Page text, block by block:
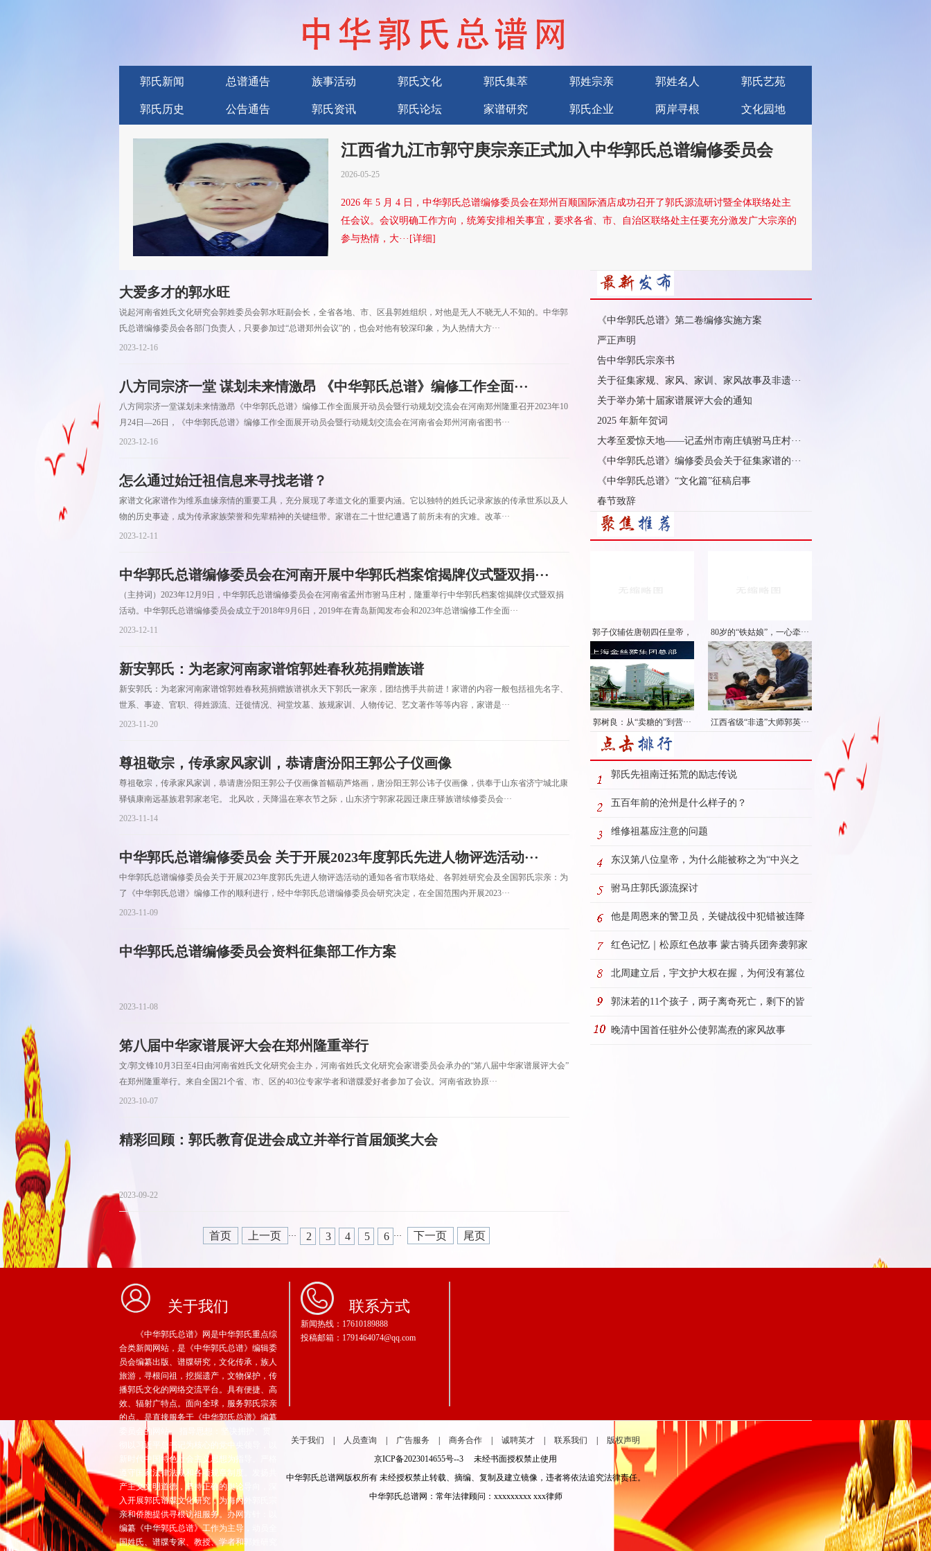
郭氏新闻 总谱通告 族事活动 郭氏文化 郭氏集萃 郭姓宗亲 郭姓名人 郭氏艺苑
郭氏历史 公告通告 郭氏资讯 郭氏论坛 家谱研究 郭氏企业 两岸寻根 文化园地
广告服务
江西省九江市郭守庚宗亲正式加入中华郭氏总谱编修委员会
2026-05-25
2026 年 5 月 4 日，中华郭氏总谱编修委员会在郑州百顺国际酒店成功召开了郭氏源流研讨暨全体联络处主
任会议。会议明确工作方向，统筹安排相关事宜，要求各省、市、自治区联络处主任要充分激发广大宗亲的
参与热情，大···[详细]
大爱多才的郭水旺
说起河南省姓氏文化研究会郭姓委员会郭水旺副会长，全省各地、市、区县郭姓组织，对他是无人不晓无人不知的。中华郭
氏总谱编修委员会各部门负责人，只要参加过“总谱郑州会议”的，也会对他有较深印象，为人热情大方···
2023-12-16
八方同宗济一堂 谋划未来情激昂 《中华郭氏总谱》编修工作全面···
八方同宗济一堂谋划未来情激昂《中华郭氏总谱》编修工作全面展开动员会暨行动规划交流会在河南郑州隆重召开2023年10
月24日—26日，《中华郭氏总谱》编修工作全面展开动员会暨行动规划交流会在河南省会郑州河南省图书···
2023-12-16
怎么通过始迁祖信息来寻找老谱？
家谱文化家谱作为维系血缘亲情的重要工具，充分展现了孝道文化的重要内涵。它以独特的姓氏记录家族的传承世系以及人
物的历史事迹，成为传承家族荣誉和先辈精神的关键纽带。家谱在二十世纪遭遇了前所未有的灾难。改革···
2023-12-11
中华郭氏总谱编修委员会在河南开展中华郭氏档案馆揭牌仪式暨双捐···
（主持词）2023年12月9日，中华郭氏总谱编修委员会在河南省孟州市驸马庄村，隆重举行中华郭氏档案馆揭牌仪式暨双捐
活动。中华郭氏总谱编修委员会成立于2018年9月6日，2019年在青岛新闻发布会和2023年总谱编修工作全面···
2023-12-11
新安郭氏：为老家河南家谱馆郭姓春秋苑捐赠族谱
新安郭氏：为老家河南家谱馆郭姓春秋苑捐赠族谱祺永天下郭氏一家亲，团结携手共前进！家谱的内容一般包括祖先名字、
世系、事迹、官职、得姓源流、迁徙情况、祠堂坟墓、族规家训、人物传记、艺文著作等等内容，家谱是···
2023-11-20
尊祖敬宗，传承家风家训，恭请唐汾阳王郭公子仪画像
尊祖敬宗，传承家风家训，恭请唐汾阳王郭公子仪画像首幅葫芦烙画，唐汾阳王郭公讳子仪画像，供奉于山东省济宁城北康
驿镇康南远基族君郭家老宅。 北风吹，天降温在寒衣节之际，山东济宁郭家花园迁康庄驿族谱续修委员会···
2023-11-14
中华郭氏总谱编修委员会 关于开展2023年度郭氏先进人物评选活动···
中华郭氏总谱编修委员会关于开展2023年度郭氏先进人物评选活动的通知各省市联络处、各郭姓研究会及全国郭氏宗亲：为
了《中华郭氏总谱》编修工作的顺利进行，经中华郭氏总谱编修委员会研究决定，在全国范围内开展2023···
2023-11-09
中华郭氏总谱编修委员会资料征集部工作方案
2023-11-08
笫八届中华家谱展评大会在郑州隆重举行
文/郭文锋10月3日至4日由河南省姓氏文化研究会主办，河南省姓氏文化研究会家谱委员会承办的“笫八届中华家谱展评大会”
在郑州隆重举行。来自全国21个省、市、区的403位专家学者和谱牒爱好者参加了会议。河南省政协原···
2023-10-07
精彩回顾：郭氏教育促进会成立并举行首届颁奖大会
2023-09-22
首页 上一页 ··· 2 3 4 5 6 ··· 下一页 尾页
《中华郭氏总谱》第二卷编修实施方案
严正声明
告中华郭氏宗亲书
关于征集家规、家风、家训、家风故事及非遗···
关于举办第十届家谱展评大会的通知
2025 年新年贺词
大孝至爱惊天地——记孟州市南庄镇驸马庄村···
《中华郭氏总谱》编修委员会关于征集家谱的···
《中华郭氏总谱》“文化篇”征稿启事
春节致辞
郭子仪辅佐唐朝四任皇帝，
···
80岁的“铁姑娘”，一心牵···
郭树良：从“卖糖的”到营··· 江西省级“非遗”大师郭英···
郭氏先祖南迁拓荒的励志传说
五百年前的沧州是什么样子的？
维修祖墓应注意的问题
东汉第八位皇帝，为什么能被称之为“中兴之
主”？
驸马庄郭氏源流探讨
他是周恩来的警卫员，关键战役中犯错被连降
五级，后成开国大校
红色记忆｜松原红色故事 蒙古骑兵团奔袭郭家
店
北周建立后，宇文护大权在握，为何没有篡位
称帝呢？
郭沫若的11个孩子，两子离奇死亡，剩下的皆
继承了他的品质
晚清中国首任驻外公使郭嵩焘的家风故事
关于我们
《中华郭氏总谱》网是中华郭氏重点综
合类新闻网站，是《中华郭氏总谱》编辑委
员会编纂出版、谱牒研究，文化传承，族人
旅游，寻根问祖，挖掘遗产，文物保护，传
播郭氏文化的网络交流平台。具有便捷、高
效、辐射广特点。面向全球，服务郭氏宗亲
的点。是直接服务于《中华郭氏总谱》编纂
委员会的网站。 指导思想：坚决拥护、贯
彻以习近平总书记为核心的党中央领导，以
新时代中国特色社会主义思想为指导。严格
遵守国家法律法规和各项规章制度。发扬共
产主义文明道德，坚持正确的舆论导向，深
入开展郭氏谱牒文化研究，为海內外郭氏宗
亲和侨胞提供寻根访祖服务。办网方针：以
编纂《中华郭氏总谱》工作为主导，动员全
国姓氏、谱牒专家、教授、学者和郭姓研究
联系方式
新闻热线：17610189888
投稿邮箱：1791464074@qq.com
关于我们 人员查询 广告服务 商务合作 诚聘英才 联系我们
版权声明
京ICP备2023014655号--3 未经书面授权禁止使用
中华郭氏总谱网版权所有 未经授权禁止转载、摘编、复制及建立镜像，违者将依法追究法律责任。
中华郭氏总谱网：常年法律顾问：xxxxxxxxx xxx律师